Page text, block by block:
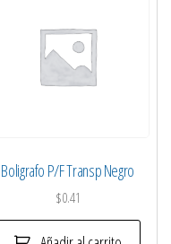
Boligrafo P/F Transp Negro
$0.41